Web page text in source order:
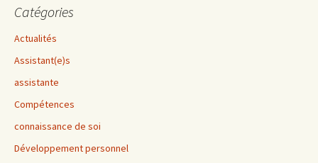
Catégories
Actualités
Assistant(e)s
assistante
Compétences
connaissance de soi
Développement personnel